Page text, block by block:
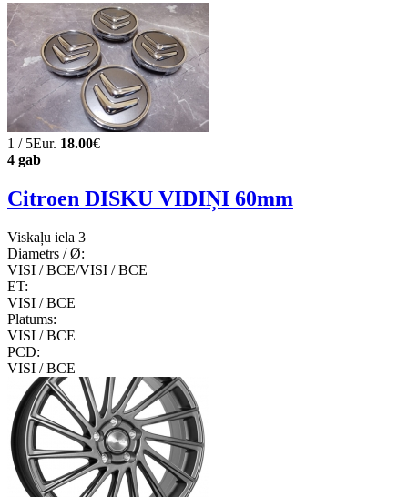
1 / 5Eur. 18.00€
4 gab
Citroen DISKU VIDIŅI 60mm
Viskaļu iela 3
Diametrs / Ø:
VISI / ВСЕ/VISI / ВСЕ
ET:
VISI / ВСЕ
Platums:
VISI / ВСЕ
PCD:
VISI / ВСЕ